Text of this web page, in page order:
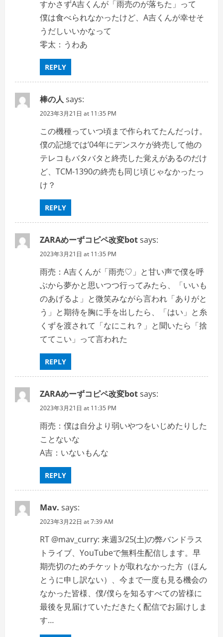
すかさずA吉くんが「雨売のが落ちた」って
僕は食べられなかったけど、A吉くんが幸せそ
うだしいいかなって
零太：うわあ
REPLY
棒の人 says:
2023年3月21日 at 11:35 PM
この機種っていつ頃まで作られてたんだっけ。
僕の記憶では’04年にデンスケが終売して他の
テレコもバタバタと終売した覚えがあるのだけ
ど、TCM-1390の終売も同じ頃じゃなかったっ
け？
REPLY
ZARAめーずコピペ改変botsays:
2023年3月21日 at 11:35 PM
雨売：A吉くんが「雨売♡」と甘い声で僕を呼
ぶから夢かと思いつつ行ってみたら、「いいも
のあげるよ」と微笑みながら言われ「ありがと
う」と期待を胸に手を出したら、「はい」と糸
くずを渡されて「なにこれ？」と聞いたら「捨
ててこい」って言われた
REPLY
ZARAめーずコピペ改変botsays:
2023年3月21日 at 11:35 PM
雨売：僕は自分より弱いやつをいじめたりした
ことないな
A吉：いないもんな
REPLY
Mav. says:
2023年3月22日 at 7:39 AM
RT @mav_curry: 来週3/25(土)の弊バンドラス
トライブ、YouTubeで無料生配信します。早
期売切のためチケットが取れなかった方（ほん
とうに申し訳ない）、今まで一度も見る機会の
なかった皆様、僕/僕らを知るすべての皆様に
最後を見届けていただきたく配信でお届けしま
す…